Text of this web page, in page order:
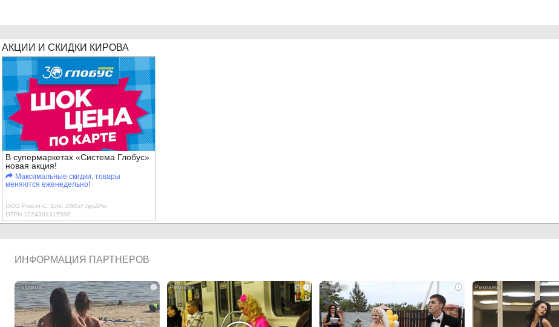
АКЦИИ И СКИДКИ КИРОВА
В супермаркетах «Система Глобус»
новая акция!
Максимальные скидки, товары
меняются еженедельно!
ООО Роксэт-С, Erid: 2W5zFJpyZPw
ОГРН 1024301315500
ИНФОРМАЦИЯ ПАРТНЕРОВ
i i i